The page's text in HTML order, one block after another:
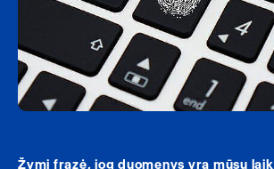
Žymi frazė, jog duomenys yra mūsų